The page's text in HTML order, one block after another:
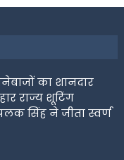
का शानदार
राज्य शूटिंग
सिंह ने जीता स्वर्ण